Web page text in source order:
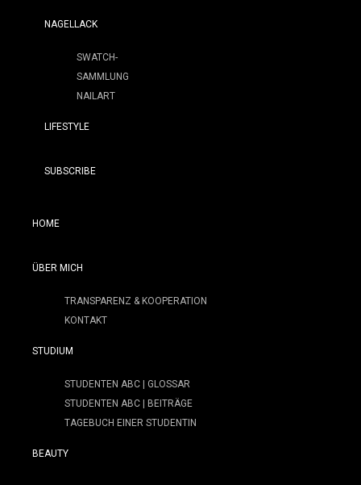
NAGELLACK
SWATCH-
SAMMLUNG
NAILART
LIFESTYLE
SUBSCRIBE
HOME
ÜBER MICH
TRANSPARENZ & KOOPERATION
KONTAKT
STUDIUM
STUDENTEN ABC | GLOSSAR
STUDENTEN ABC | BEITRÄGE
TAGEBUCH EINER STUDENTIN
BEAUTY